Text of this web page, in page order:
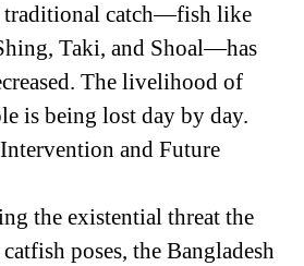
traditional catch—fish like
Taki, and Shoal—has
The livelihood of
is being lost day by day.
and Future
the existential threat the
poses, the Bangladesh